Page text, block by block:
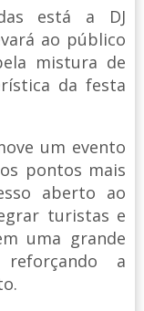
está a DJ
ao público
mistura de
da festa
um evento
pontos mais
aberto ao
turistas e
uma grande
a